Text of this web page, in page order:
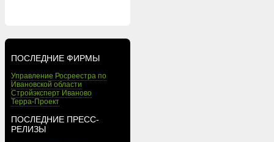
ПОСЛЕДНИЕ ФИРМЫ
Управление Росреестра по
Ивановской области
Стройэксперт Иваново
Терра-Проект
ПОСЛЕДНИЕ ПРЕСС-
РЕЛИЗЫ